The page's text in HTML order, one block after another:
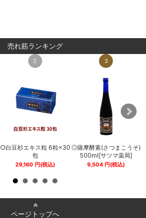
売れ筋ランキング
2
○白豆杉エキス粒 6粒×30
包
29,160 円(税込)
3
◎薩摩酵素(さつまこうそ)
500ml[サツマ薬局]
9,504 円(税込)
ページトップへ